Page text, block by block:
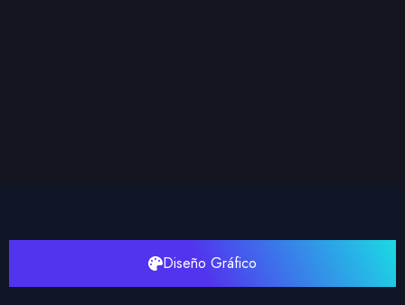
Diseño Gráfico